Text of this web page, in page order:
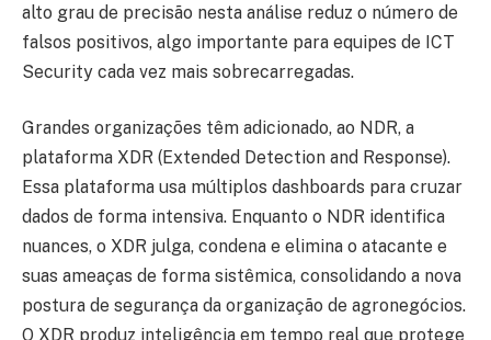
alto grau de precisão nesta análise reduz o número de
falsos positivos, algo importante para equipes de ICT
Security cada vez mais sobrecarregadas.
Grandes organizações têm adicionado, ao NDR, a
plataforma XDR (Extended Detection and Response).
Essa plataforma usa múltiplos dashboards para cruzar
dados de forma intensiva. Enquanto o NDR identifica
nuances, o XDR julga, condena e elimina o atacante e
suas ameaças de forma sistêmica, consolidando a nova
postura de segurança da organização de agronegócios.
O XDR produz inteligência em tempo real que protege